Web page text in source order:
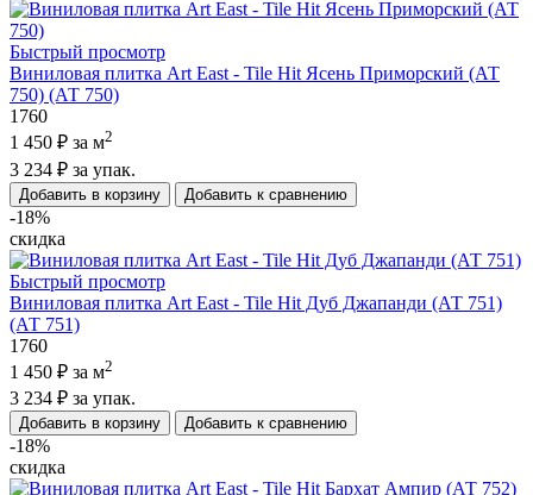
Быстрый просмотр
Виниловая плитка Art East - Tile Hit Ясень Приморский (АТ
750) (АТ 750)
1760
1 450 ₽ за м2
3 234 ₽ за упак.
Добавить в корзину Добавить к сравнению
-18%
скидка
Быстрый просмотр
Виниловая плитка Art East - Tile Hit Дуб Джапанди (АТ 751)
(АТ 751)
1760
1 450 ₽ за м2
3 234 ₽ за упак.
Добавить в корзину Добавить к сравнению
-18%
скидка